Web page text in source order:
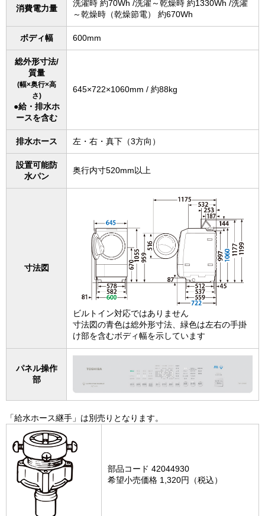
消費電力量
洗濯時 約70Wh /洗濯～乾燥時 約1330Wh /洗濯
～乾燥時（乾燥節電） 約670Wh
ボディ幅 600mm
総外形寸法/
質量
(幅×奥行×高
さ)
●給・排水ホ
ースを含む
645×722×1060mm / 約88kg
排水ホース 左・右・真下（3方向）
設置可能防
水パン
奥行内寸520mm以上
寸法図
ビルトイン対応ではありません
寸法図の青色は総外形寸法、緑色は左右の手掛
け部を含むボディ幅を示しています
パネル操作
部
「給水ホース継手」は別売りとなります。
部品コード 42044930
希望小売価格 1,320円（税込）